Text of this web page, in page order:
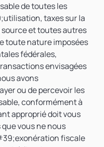
de toutes les
taxes sur la
et toutes autres
toute nature imposées
fédérales,
envisagées
avons
ou de percevoir les
conformément à
approprié doit vous
vous ne nous
fiscale